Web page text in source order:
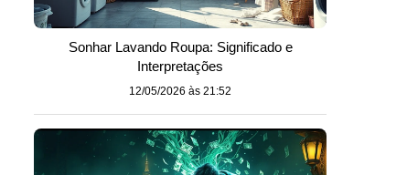
Sonhar Lavando Roupa: Significado e
Interpretações
12/05/2026 às 21:52